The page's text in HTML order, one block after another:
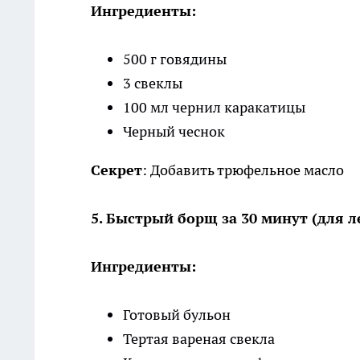
Ингредиенты:
500 г говядины
3 свеклы
100 мл чернил каракатицы
Черный чеснок
Секрет: Добавить трюфельное масло
5. Быстрый борщ за 30 минут (для
Ингредиенты:
Готовый бульон
Тертая вареная свекла